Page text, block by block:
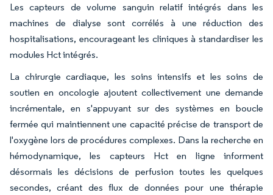
Les capteurs de volume sanguin relatif intégrés dans les
machines de dialyse sont corrélés à une réduction des
hospitalisations, encourageant les cliniques à standardiser les
modules Hct intégrés.
La chirurgie cardiaque, les soins intensifs et les soins de
soutien en oncologie ajoutent collectivement une demande
incrémentale, en s'appuyant sur des systèmes en boucle
fermée qui maintiennent une capacité précise de transport de
l'oxygène lors de procédures complexes. Dans la recherche en
hémodynamique, les capteurs Hct en ligne informent
désormais les décisions de perfusion toutes les quelques
secondes, créant des flux de données pour une thérapie